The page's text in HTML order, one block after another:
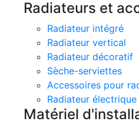
Radiateurs et
Radiateur intégré
Radiateur vertical
Radiateur décoratif
Sèche-serviettes
Accessoires pour
Radiateur
Matériel